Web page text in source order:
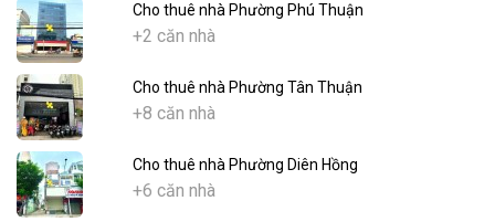
Cho thuê nhà Phường Phú Thuận
+2 căn nhà
Cho thuê nhà Phường Tân Thuận
+8 căn nhà
Cho thuê nhà Phường Diên Hồng
+6 căn nhà